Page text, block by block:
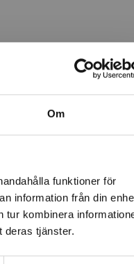
Om
funktioner för
information från din
tur kombinera
deras tjänster.